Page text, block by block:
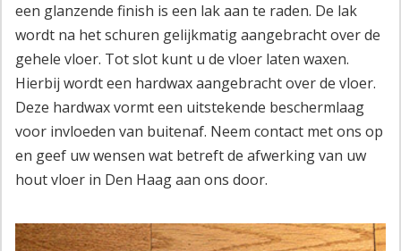
een glanzende finish is een lak aan te raden. De lak
wordt na het schuren gelijkmatig aangebracht over de
gehele vloer. Tot slot kunt u de vloer laten waxen.
Hierbij wordt een hardwax aangebracht over de vloer.
Deze hardwax vormt een uitstekende beschermlaag
voor invloeden van buitenaf. Neem contact met ons op
en geef uw wensen wat betreft de afwerking van uw
hout vloer in Den Haag aan ons door.